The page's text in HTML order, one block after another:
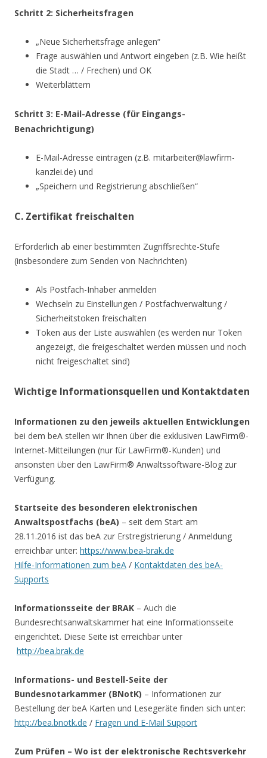
Schritt 2: Sicherheitsfragen
„Neue Sicherheitsfrage anlegen“
Frage auswählen und Antwort eingeben (z.B. Wie heißt
die Stadt … / Frechen) und OK
Weiterblättern
Schritt 3: E-Mail-Adresse (für Eingangs-
Benachrichtigung)
E-Mail-Adresse eintragen (z.B. mitarbeiter@lawfirm-
kanzlei.de) und
„Speichern und Registrierung abschließen“
C. Zertifikat freischalten
Erforderlich ab einer bestimmten Zugriffsrechte-Stufe
(insbesondere zum Senden von Nachrichten)
Als Postfach-Inhaber anmelden
Wechseln zu Einstellungen / Postfachverwaltung /
Sicherheitstoken freischalten
Token aus der Liste auswählen (es werden nur Token
angezeigt, die freigeschaltet werden müssen und noch
nicht freigeschaltet sind)
Wichtige Informationsquellen und Kontaktdaten
Informationen zu den jeweils aktuellen Entwicklungen
bei dem beA stellen wir Ihnen über die exklusiven LawFirm®-
Internet-Mitteilungen (nur für LawFirm®-Kunden) und
ansonsten über den LawFirm® Anwaltssoftware-Blog zur
Verfügung.
Startseite des besonderen elektronischen
Anwaltspostfachs (beA) – seit dem Start am
28.11.2016 ist das beA zur Erstregistrierung / Anmeldung
erreichbar unter: https://www.bea-brak.de
Hilfe-Informationen zum beA / Kontaktdaten des beA-
Supports
Informationsseite der BRAK – Auch die
Bundesrechtsanwaltskammer hat eine Informationsseite
eingerichtet. Diese Seite ist erreichbar unter
http://bea.brak.de
Informations- und Bestell-Seite der
Bundesnotarkammer (BNotK) – Informationen zur
Bestellung der beA Karten und Lesegeräte finden sich unter:
http://bea.bnotk.de / Fragen und E-Mail Support
Zum Prüfen – Wo ist der elektronische Rechtsverkehr